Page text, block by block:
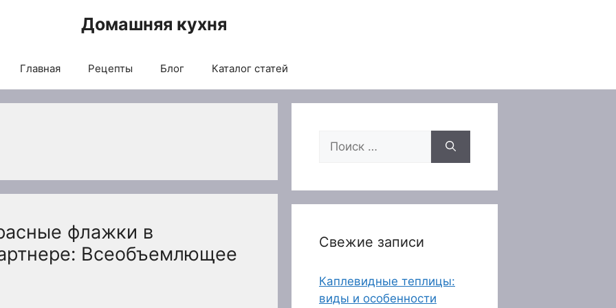
Домашняя кухня
Главная Рецепты Блог Каталог статей
флажки в
Всеобъемлющее
Поиск:
Свежие записи
Каплевидные теплицы:
виды и особенности